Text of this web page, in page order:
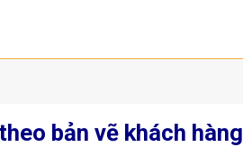
bản vẽ khách hàng